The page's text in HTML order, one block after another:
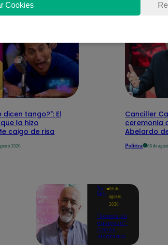
dicen tango?": El
la hizo
caigo de risa
2026
Canciller
ceremonia
Abelardo
Política 06 de
Yo
Soy
06 de
agosto
2026
"Somos un
equipazo":
Carlos
Alcántara
Cookies